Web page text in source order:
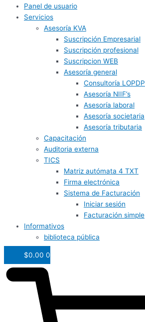
Panel de usuario
Servicios
Asesoría KVA
Suscripción Empresarial
Suscripción profesional
Suscripcion WEB
Asesoría general
Consultoría LOPDP
Asesoría NIIF’s
Asesoría laboral
Asesoría societaria
Asesoría tributaria
Capacitación
Auditoria externa
TICS
Matriz autómata 4 TXT
Firma electrónica
Sistema de Facturación
Iniciar sesión
Facturación simple
Informativos
biblioteca pública
$0.00 0